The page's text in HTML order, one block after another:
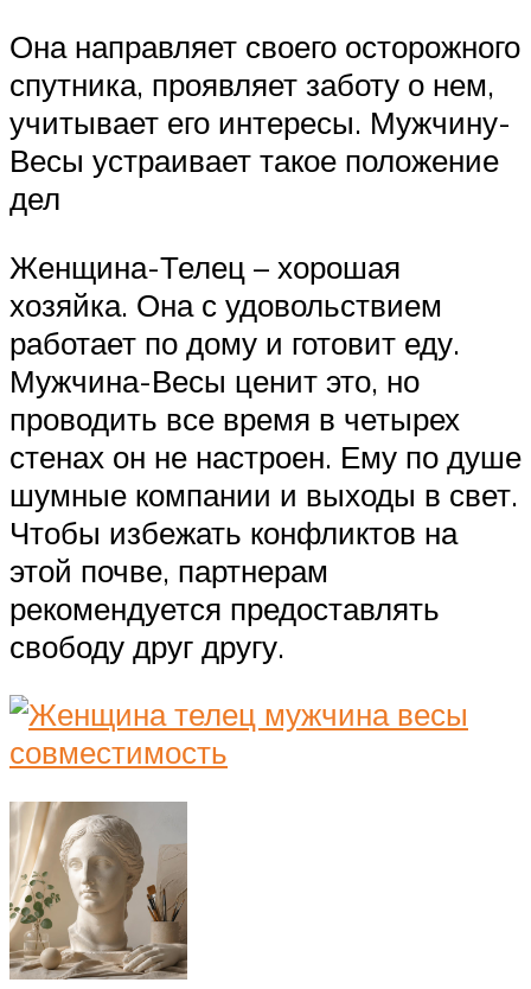
Она направляет своего осторожного
спутника, проявляет заботу о нем,
учитывает его интересы. Мужчину-
Весы устраивает такое положение
дел
Женщина-Телец – хорошая
хозяйка. Она с удовольствием
работает по дому и готовит еду.
Мужчина-Весы ценит это, но
проводить все время в четырех
стенах он не настроен. Ему по душе
шумные компании и выходы в свет.
Чтобы избежать конфликтов на
этой почве, партнерам
рекомендуется предоставлять
свободу друг другу.